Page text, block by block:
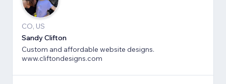
CO, US
Sandy Clifton
Custom and affordable website designs.
www.cliftondesigns.com